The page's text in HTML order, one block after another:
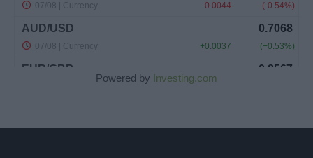
Powered by Investing.com